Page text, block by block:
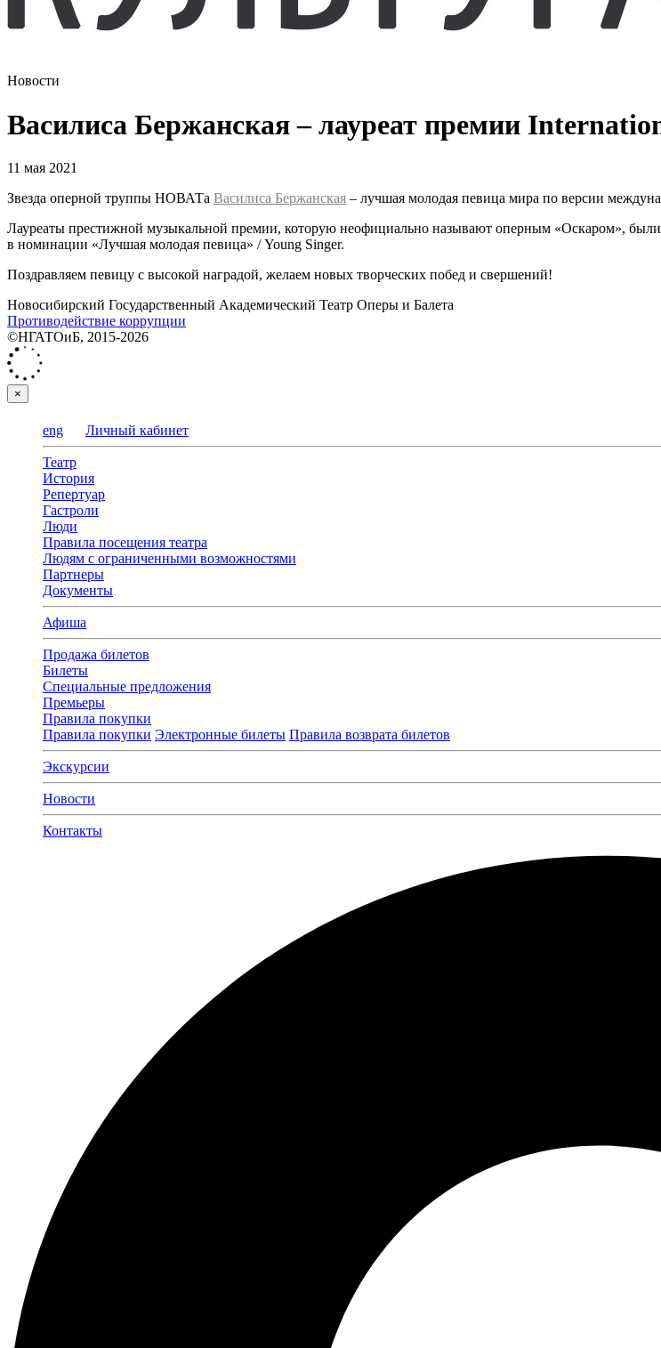
Новости
Василиса Бержанская – лауреат премии
11 мая 2021
Звезда оперной труппы НОВАТа Василиса Бержанская – лучшая молодая певица мира по версии
Лауреаты престижной музыкальной премии, которую неофициально называют оперным «Оскаром»,
в номинации «Лучшая молодая певица» / Young Singer.
Поздравляем певицу с высокой наградой, желаем новых творческих побед и свершений!
Новосибирский Государственный Академический Театр Оперы и Балета
Противодействие коррупции
©НГАТОиБ, 2015-2026
×
eng Личный кабинет
Театр
История
Репертуар
Гастроли
Люди
Правила посещения театра
Людям с ограниченными возможностями
Партнеры
Документы
Афиша
Продажа билетов
Билеты
Специальные предложения
Премьеры
Правила покупки
Правила покупки Электронные билеты Правила возврата билетов
Экскурсии
Новости
Контакты